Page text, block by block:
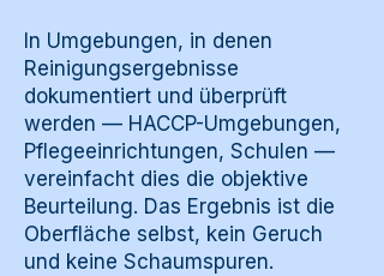
In Umgebungen, in denen
Reinigungsergebnisse
dokumentiert und überprüft
werden — HACCP-Umgebungen,
Pflegeeinrichtungen, Schulen —
vereinfacht dies die objektive
Beurteilung. Das Ergebnis ist die
Oberfläche selbst, kein Geruch
und keine Schaumspuren.